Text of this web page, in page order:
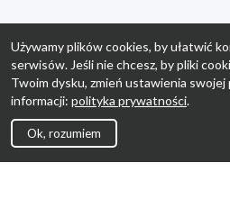
Używamy plików cookies, by ułatwić
serwisów. Jeśli nie chcesz, by pliki
Twoim dysku, zmień ustawienia swojej
informacji: polityka prywatności.
Ok, rozumiem